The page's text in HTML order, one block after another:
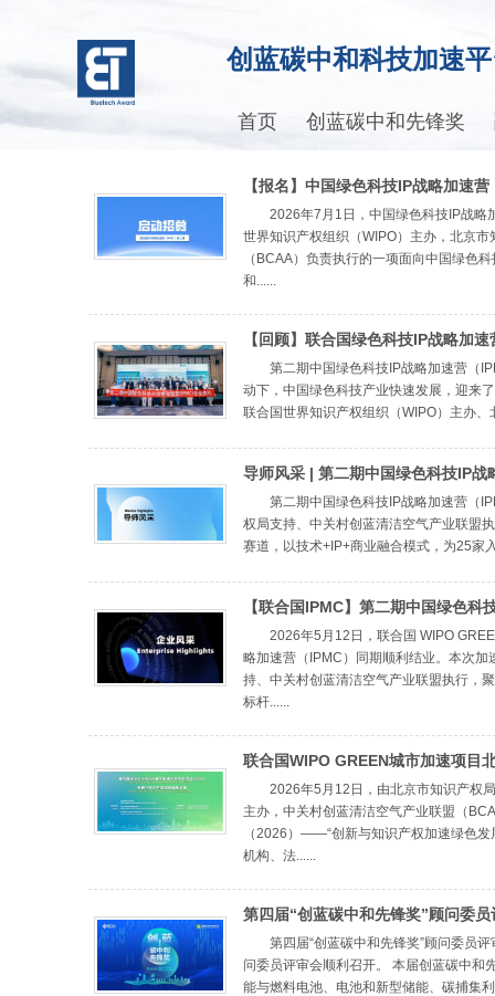
创蓝碳中和科技加速
首页 创蓝碳中和先锋奖
【报名】中国绿色科技IP战略加速
三期招募启动
2026年7月1日，中国绿色科技IP战略
世界知识产权组织（WIPO）主办，北京
（BCAA）负责执行的一项面向中国绿色
和......
【回顾】联合国绿色科技IP战略加
助力中国企业打造国际IP战略
第二期中国绿色科技IP战略加速营（
动下，中国绿色科技产业快速发展，迎来
联合国世界知识产权组织（WIPO）主办
导师风采 | 第二期中国绿色科技IP战
（IPMC）
第二期中国绿色科技IP战略加速营（
权局支持、中关村创蓝清洁空气产业联盟
赛道，以技术+IP+商业融合模式，为25家
【联合国IPMC】第二期中国绿色科
速营入营企业风采展示
2026年5月12日，联合国 WIPO
略加速营（IPMC）同期顺利结业。本次
持、中关村创蓝清洁空气产业联盟执行，
标杆......
联合国WIPO GREEN城市加速项目
（2026）成功举办
2026年5月12日，由北京市知识产权
主办，中关村创蓝清洁空气产业联盟（
（2026）——“创新与知识产权加速绿色
机构、法......
第四届“创蓝碳中和先锋奖”顾问委
召开第四届“创蓝碳中和先锋奖”顾问委员
问委员评审会顺利召开。 本届创蓝碳中和
能与燃料电池、电池和新型储能、碳捕集